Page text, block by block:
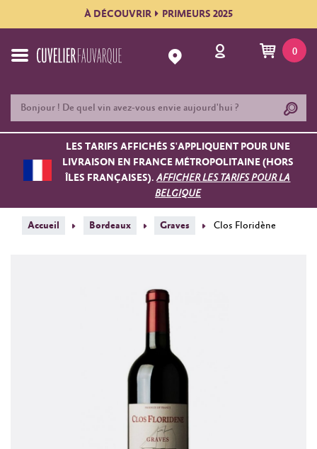
À DÉCOUVRIR PRIMEURS 2025
0
LES TARIFS AFFICHÉS S'APPLIQUENT POUR UNE
LIVRAISON EN FRANCE MÉTROPOLITAINE (HORS
ÎLES FRANÇAISES).AFFICHER LES TARIFS POUR LA
BELGIQUE
Accueil Bordeaux Graves Clos Floridène